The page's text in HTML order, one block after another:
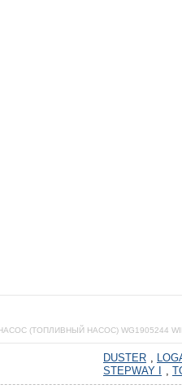
(ТОПЛИВНЫЙ НАСОС) WG1905244
DUSTER ,
STEPWAY I
,